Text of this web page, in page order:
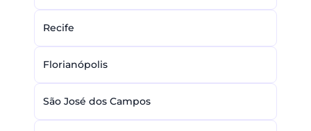
Recife
Florianópolis
São José dos Campos